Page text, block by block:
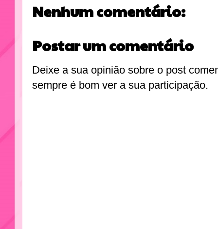
Nenhum comentário:
Postar um comentário
Deixe a sua opinião sobre o post
sempre é bom ver a sua participação.